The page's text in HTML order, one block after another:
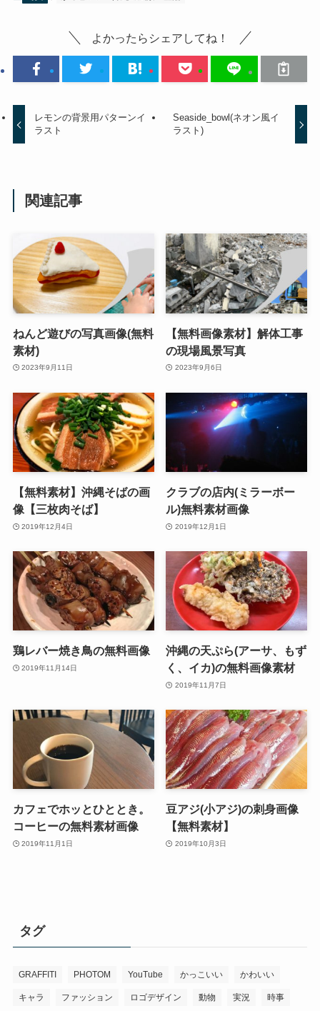
よかったらシェアしてね！
レモンの背景用パターンイ
ラスト
Seaside_bowl(ネオン風イ
ラスト)
関連記事
ねんど遊びの写真画像(無料
素材)
2023年9月11日
【無料画像素材】解体工事
の現場風景写真
2023年9月6日
【無料素材】沖縄そばの画
像【三枚肉そば】
2019年12月4日
クラブの店内(ミラーボー
ル)無料素材画像
2019年12月1日
鶏レバー焼き鳥の無料画像
2019年11月14日
沖縄の天ぷら(アーサ、もず
く、イカ)の無料画像素材
2019年11月7日
カフェでホッとひととき。
コーヒーの無料素材画像
2019年11月1日
豆アジ(小アジ)の刺身画像
【無料素材】
2019年10月3日
タグ
GRAFFITI PHOTOM YouTube かっこいい かわいい
キャラ ファッション ロゴデザイン 動物 実況 時事